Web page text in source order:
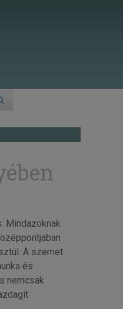
Mindazoknak
A szemet
és
nemcsak